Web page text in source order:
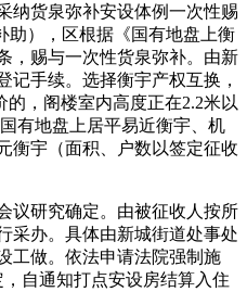
纳货泉弥补安设体例一次性赐
助），区根据《国有地盘上衡
，赐与一次性货泉弥补。由新
记手续。选择衡宇产权互换，
，阁楼室内高度正在2.2米以
有地盘上居平易近衡宇、机
衡宇（面积、户数以签定征收
研究确定。由被征收人按所
采办。具体由新城街道处事处
工做。依法申请法院强制施
自通知打点安设房结算入住